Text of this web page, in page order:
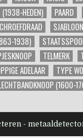
(1938-HEDEN) PAARD
1938)
TELMERK
ADELAAR
TYPE
(1600-
-